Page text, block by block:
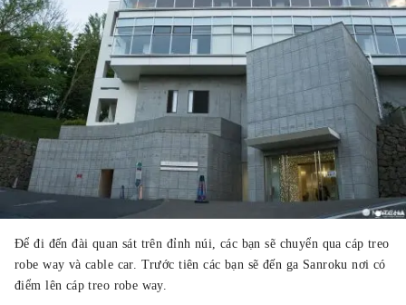
Để đi đến đài quan sát trên đỉnh núi, các bạn sẽ chuyển qua cáp treo
robe way và cable car. Trước tiên các bạn sẽ đến ga Sanroku nơi có
điểm lên cáp treo robe way.